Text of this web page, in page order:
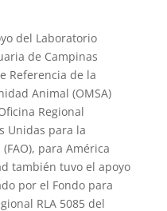
del Laboratorio
de Campinas
Referencia de la
Animal (OMSA)
Regional
Unidas para la
para América
también tuvo el apoyo
por el Fondo para
RLA 5085 del